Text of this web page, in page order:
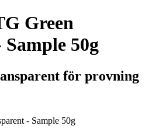
Green
50g
för provning
- Sample 50g